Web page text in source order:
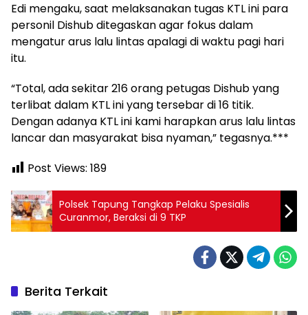
Edi mengaku, saat melaksanakan tugas KTL ini para
personil Dishub ditegaskan agar fokus dalam
mengatur arus lalu lintas apalagi di waktu pagi hari
itu.
“Total, ada sekitar 216 orang petugas Dishub yang
terlibat dalam KTL ini yang tersebar di 16 titik.
Dengan adanya KTL ini kami harapkan arus lalu lintas
lancar dan masyarakat bisa nyaman,” tegasnya.***
Post Views: 189
Polsek Tapung Tangkap Pelaku Spesialis
Curanmor, Beraksi di 9 TKP
Berita Terkait